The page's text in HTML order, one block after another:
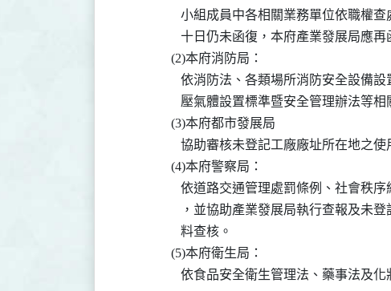
小組成員中各相關業務單位依職權
十日仍未函復，本府產業發展局
               (2)本府消防局：
依消防法、各類場所消防安全
壓氣體設置標準暨安全管理辦法等
               (3)本府都市發展局
協助審核未登記工廠廠址所在地之
               (4)本府警察局：
依道路交通管理處罰條例、社
，並協助產業發展局執行查報
                  料查核。
               (5)本府衛生局：
依食品安全衛生管理法、藥事